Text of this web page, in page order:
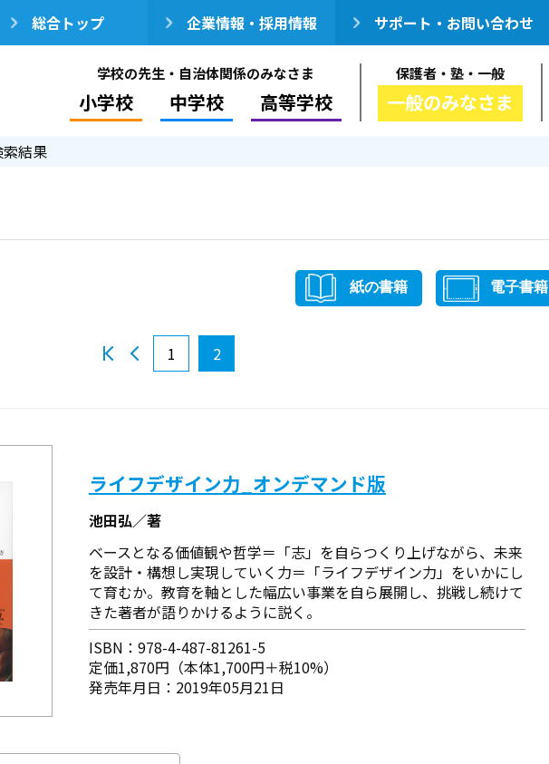
総合トップ 企業情報・採用情報 サポート・お問い合わせ
学校の先生・自治体関係のみなさま
小学校 中学校 高等学校
保護者・塾・一般
一般のみなさま
結果
紙の書籍 電子書籍
1 2
ライフデザイン力_オンデマンド版
池田弘／著
ベースとなる価値観や哲学＝「志」を自らつくり上げながら、未来
を設計・構想し実現していく力＝「ライフデザイン力」をいかにし
て育むか。教育を軸とした幅広い事業を自ら展開し、挑戦し続けて
きた著者が語りかけるように説く。
ISBN：978-4-487-81261-5
定価1,870円（本体1,700円＋税10%）
発売年月日：2019年05月21日